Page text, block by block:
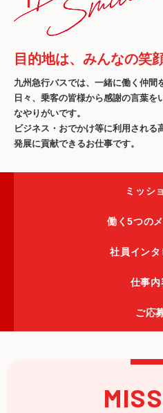
目的地は、みんなの笑
九州急行バスでは、一緒に働く仲間
日々、乗客の皆様から感謝の言葉を
なやりがいです。
ビジネス・おでかけ等に利用される
発展に貢献できるお仕事です。
ミッシ
働く5つの
社員インタ
仕事内
ご応